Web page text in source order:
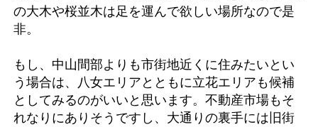
の大木や桜並木は足を運んで欲しい場所なので是
非。
もし、中山間部よりも市街地近くに住みたいとい
う場合は、八女エリアとともに立花エリアも候補
としてみるのがいいと思います。不動産市場もそ
れなりにありそうですし、大通りの裏手には旧街